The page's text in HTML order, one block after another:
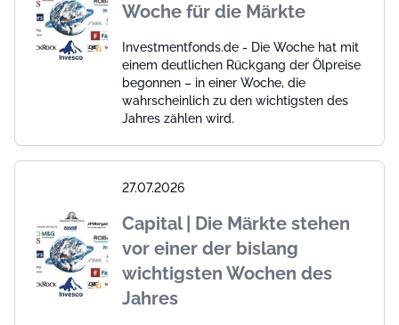
Woche für die Märkte
Investmentfonds.de - Die Woche hat mit
einem deutlichen Rückgang der Ölpreise
begonnen – in einer Woche, die
wahrscheinlich zu den wichtigsten des
Jahres zählen wird.
27.07.2026
Capital | Die Märkte stehen
vor einer der bislang
wichtigsten Wochen des
Jahres